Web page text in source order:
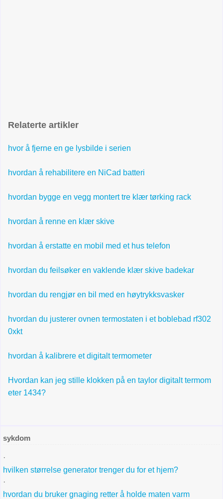
Relaterte artikler
hvor å fjerne en ge lysbilde i serien
hvordan å rehabilitere en NiCad batteri
hvordan bygge en vegg montert tre klær tørking rack
hvordan å renne en klær skive
hvordan å erstatte en mobil med et hus telefon
hvordan du feilsøker en vaklende klær skive badekar
hvordan du rengjør en bil med en høytrykksvasker
hvordan du justerer ovnen termostaten i et boblebad rf302
0xkt
hvordan å kalibrere et digitalt termometer
Hvordan kan jeg stille klokken på en taylor digitalt termom
eter 1434?
sykdom
·
hvilken størrelse generator trenger du for et hjem?
·
hvordan du bruker gnaging retter å holde maten varm